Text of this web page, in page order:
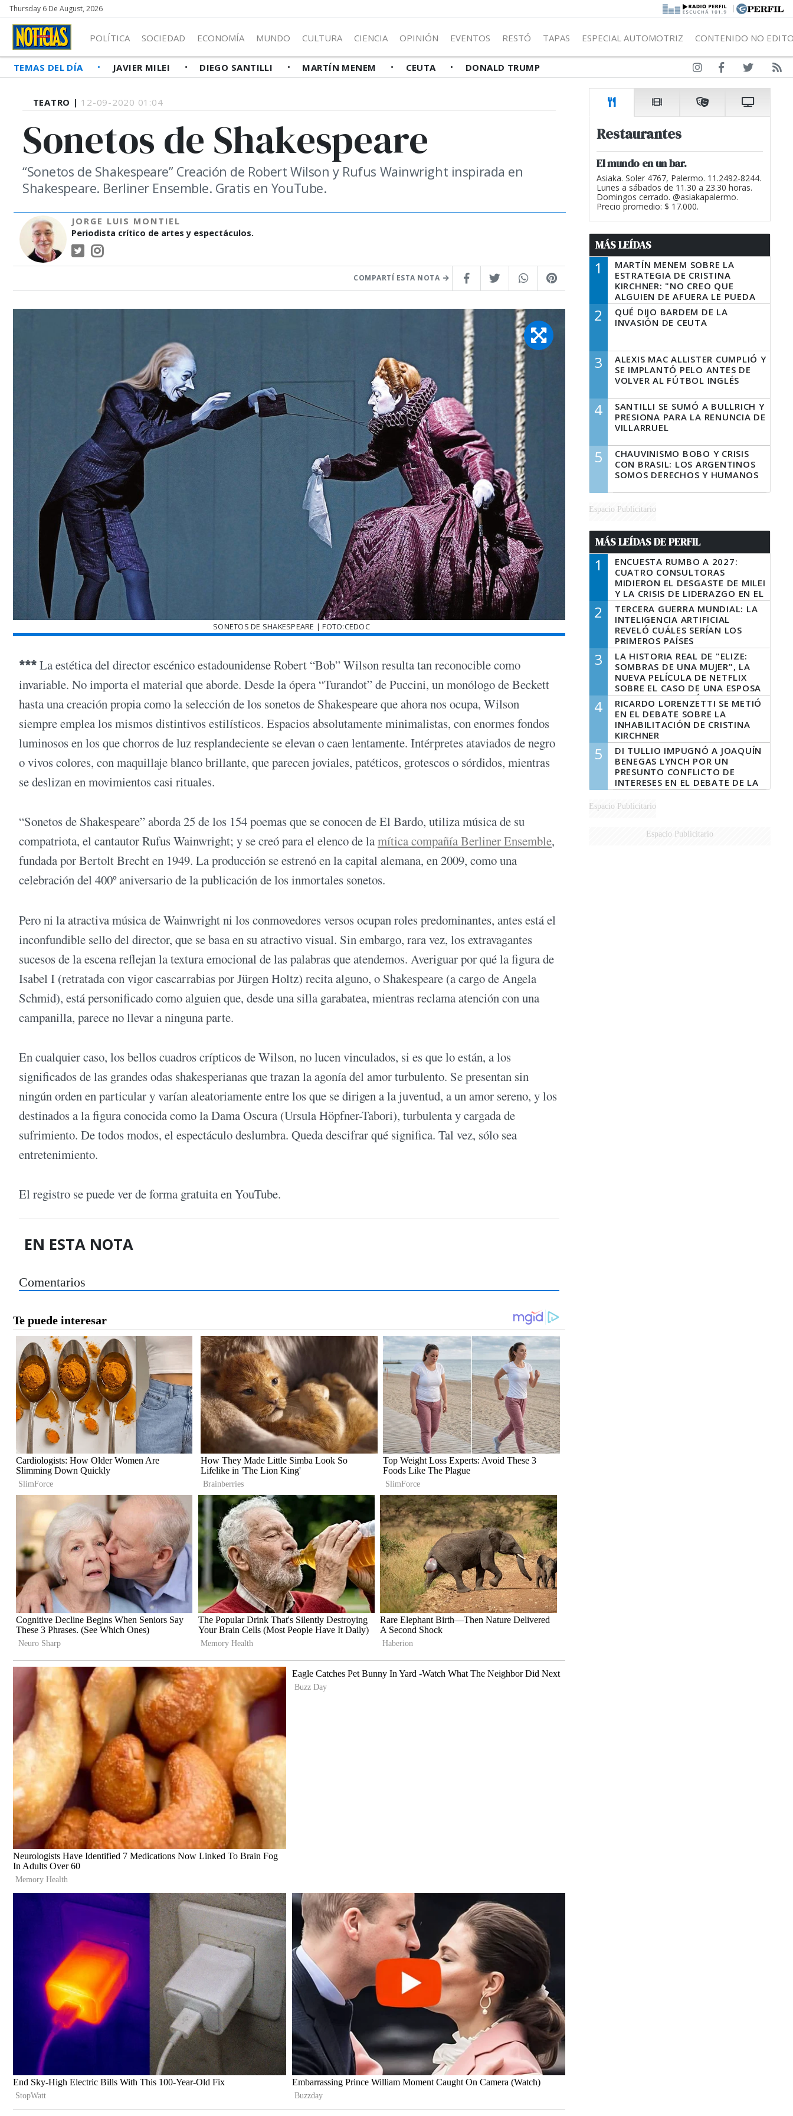
Thursday 6 De August, 2026 |
POLÍTICA SOCIEDAD ECONOMÍA MUNDO CULTURA CIENCIA OPINIÓN EVENTOS RESTÓ TAPAS ESPECIAL AUTOMOTRIZ CONTENIDO NO
TEMAS DEL DÍA JAVIER MILEI DIEGO SANTILLI MARTÍN MENEM CEUTA DONALD TRUMP
TEATRO | 12-09-2020 01:04
Sonetos de Shakespeare
“Sonetos de Shakespeare” Creación de Robert Wilson y Rufus Wainwright inspirada en
Shakespeare. Berliner Ensemble. Gratis en YouTube.
JORGE LUIS MONTIEL
Periodista crítico de artes y espectáculos.
COMPARTÍ ESTA NOTA
SONETOS DE SHAKESPEARE | FOTO:CEDOC
***La estética del director escénico estadounidense Robert “Bob” Wilson resulta tan reconocible como
invariable. No importa el material que aborde. Desde la ópera “Turandot” de Puccini, un monólogo de Beckett
hasta una creación propia como la selección de los sonetos de Shakespeare que ahora nos ocupa, Wilson
siempre emplea los mismos distintivos estilísticos. Espacios absolutamente minimalistas, con enormes fondos
luminosos en los que chorros de luz resplandeciente se elevan o caen lentamente. Intérpretes ataviados de negro
o vivos colores, con maquillaje blanco brillante, que parecen joviales, patéticos, grotescos o sórdidos, mientras
se deslizan en movimientos casi rituales.
“Sonetos de Shakespeare” aborda 25 de los 154 poemas que se conocen de El Bardo, utiliza música de su
compatriota, el cantautor Rufus Wainwright; y se creó para el elenco de lamítica compañía Berliner Ensemble,
fundada por Bertolt Brecht en 1949. La producción se estrenó en la capital alemana, en 2009, como una
celebración del 400º aniversario de la publicación de los inmortales sonetos.
Pero ni la atractiva música de Wainwright ni los conmovedores versos ocupan roles predominantes, antes está el
inconfundible sello del director, que se basa en su atractivo visual. Sin embargo, rara vez, los extravagantes
sucesos de la escena reflejan la textura emocional de las palabras que atendemos. Averiguar por qué la figura de
Isabel I (retratada con vigor cascarrabias por Jürgen Holtz) recita alguno, o Shakespeare (a cargo de Angela
Schmid), está personificado como alguien que, desde una silla garabatea, mientras reclama atención con una
campanilla, parece no llevar a ninguna parte.
En cualquier caso, los bellos cuadros crípticos de Wilson, no lucen vinculados, si es que lo están, a los
significados de las grandes odas shakesperianas que trazan la agonía del amor turbulento. Se presentan sin
ningún orden en particular y varían aleatoriamente entre los que se dirigen a la juventud, a un amor sereno, y los
destinados a la figura conocida como la Dama Oscura (Ursula Höpfner-Tabori), turbulenta y cargada de
sufrimiento. De todos modos, el espectáculo deslumbra. Queda descifrar qué significa. Tal vez, sólo sea
entretenimiento.
El registro se puede ver de forma gratuita en YouTube.
EN ESTA NOTA
Comentarios
Restaurantes
El mundo en un bar.
Asiaka. Soler 4767, Palermo. 11.2492-8244.
Lunes a sábados de 11.30 a 23.30 horas.
Domingos cerrado. @asiakapalermo.
Precio promedio: $ 17.000.
MÁS LEÍDAS
1
MARTÍN MENEM SOBRE LA
ESTRATEGIA DE CRISTINA
KIRCHNER: "NO CREO QUE
ALGUIEN DE AFUERA LE PUEDA
DECIR A LA JUSTICIA LO QUE
TIENE QUE HACER"
2
QUÉ DIJO BARDEM DE LA
INVASIÓN DE CEUTA
3
ALEXIS MAC ALLISTER CUMPLIÓ Y
SE IMPLANTÓ PELO ANTES DE
VOLVER AL FÚTBOL INGLÉS
4
SANTILLI SE SUMÓ A BULLRICH Y
PRESIONA PARA LA RENUNCIA DE
VILLARRUEL
5
CHAUVINISMO BOBO Y CRISIS
CON BRASIL: LOS ARGENTINOS
SOMOS DERECHOS Y HUMANOS
Espacio Publicitario
MÁS LEÍDAS DE PERFIL
1
ENCUESTA RUMBO A 2027:
CUATRO CONSULTORAS
MIDIERON EL DESGASTE DE MILEI
Y LA CRISIS DE LIDERAZGO EN EL
PERONISMO
2
TERCERA GUERRA MUNDIAL: LA
INTELIGENCIA ARTIFICIAL
REVELÓ CUÁLES SERÍAN LOS
PRIMEROS PAÍSES
LATINOAMERICANOS EN SER
DERROTADOS
3
LA HISTORIA REAL DE "ELIZE:
SOMBRAS DE UNA MUJER", LA
NUEVA PELÍCULA DE NETFLIX
SOBRE EL CASO DE UNA ESPOSA
QUE DESCUARTIZÓ A SU
MARIDO
4
RICARDO LORENZETTI SE METIÓ
EN EL DEBATE SOBRE LA
INHABILITACIÓN DE CRISTINA
KIRCHNER
5
DI TULLIO IMPUGNÓ A JOAQUÍN
BENEGAS LYNCH POR UN
PRESUNTO CONFLICTO DE
INTERESES EN EL DEBATE DE LA
LEY DE TIERRAS
Espacio Publicitario
Espacio Publicitario